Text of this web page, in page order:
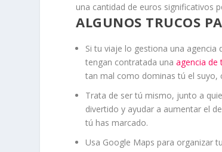
una cantidad de euros significativos
ALGUNOS TRUCOS
Si tu viaje lo gestiona una agencia
tengan contratada unaagencia de
tan mal como dominas tú el suyo,
Trata de ser tú mismo, junto a
divertido y ayudar a aumentar el
tú has marcado.
Usa Google Maps para organizar